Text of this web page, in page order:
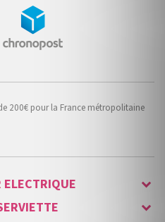
200€ pour la France métropolitaine
ELECTRIQUE